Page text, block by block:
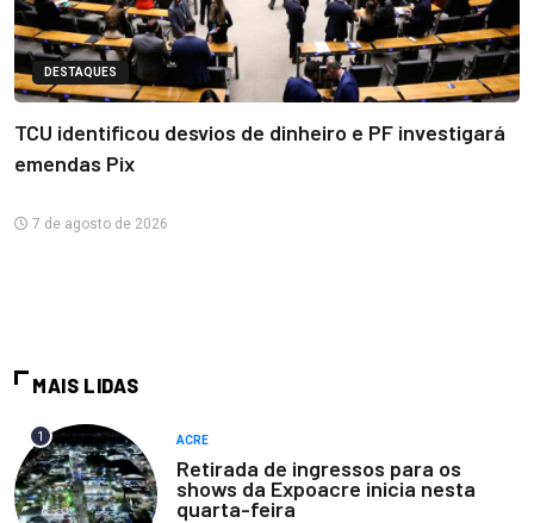
DESTAQUES
TCU identificou desvios de dinheiro e PF investigará
emendas Pix
7 de agosto de 2026
MAIS LIDAS
1 ACRE
Retirada de ingressos para os
shows da Expoacre inicia nesta
quarta-feira